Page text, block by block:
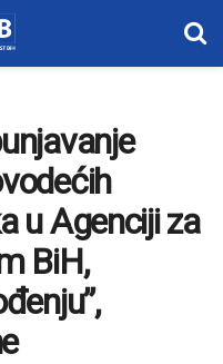
u Agenciji za
BiH,